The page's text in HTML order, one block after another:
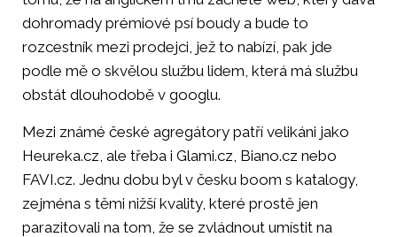
dohromady prémiové psí boudy a bude to
rozcestník mezi prodejci, jež to nabízí, pak jde
podle mě o skvělou službu lidem, která má službu
obstát dlouhodobě v googlu.
Mezi známé české agregátory patří velikáni jako
Heureka.cz, ale třeba i Glami.cz, Biano.cz nebo
FAVI.cz. Jednu dobu byl v česku boom s katalogy,
zejména s těmi nižší kvality, které prostě jen
parazitovali na tom, že se zvládnout umístit na